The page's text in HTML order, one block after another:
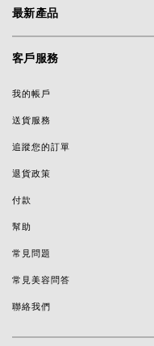
最新產品
客戶服務
我的帳戶
送貨服務
追蹤您的訂單
退貨政策
付款
幫助
常見問題
常見美容問答
聯絡我們